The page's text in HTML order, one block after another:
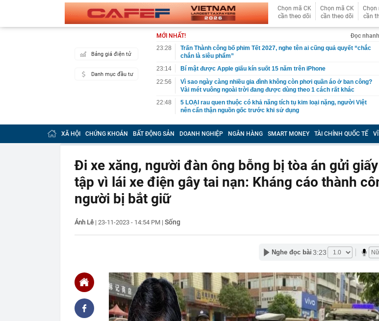
Chọn mã CK
cần theo dõi
Chọn mã CK
cần theo dõi
Chọn
cần
Bảng giá điện tử
Danh mục đầu tư
MỚI NHẤT!
Đọc
23:28
Trấn Thành công bố phim Tết 2027, nghe tên ai cũng quả quyết “chắc
chắn là siêu phẩm”
23:14
Bí mật được Apple giấu kín suốt 15 năm trên iPhone
22:56
Vì sao ngày càng nhiều gia đình không còn phơi quần áo ở ban công?
Vài mét vuông ngoài trời đang được dùng theo 1 cách rất khác
22:48
5 LOẠI rau quen thuộc có khả năng tích tụ kim loại nặng, người Việt
nên cẩn thận nguồn gốc trước khi sử dụng
22:28
CHÍNH THỨC: Lịch đi học trở lại của học sinh 34 tỉnh, thành phố sau kỳ
nghỉ hè
22:25
Vì sao đồ ăn Việt hầu như món nào cũng có hành lá?
huynh - giáo viên gắn bó khăng khít, con trẻ được hưởng lợi!
22:03
Ukraine tập kích Crimea, phá hủy hệ thống phòng không 15 triệu USD
của Nga
22:02
21:51
Du khách Tây: Không khí tập thể dục sáng ở Việt Nam 'có tính gây
21:20
Miền Bắc sắp đón đợt nắng nóng mới, chấm dứt mưa dông
21:16
4 món ăn ngon mà nấu dễ từ "vua của các loại rau", giàu axit folic gấp
38 lần táo: Phụ nữ ăn đều sẽ tốt cho dạ dày và sống thọ
21:14
Cậu bé hồi nhỏ đen nhẻm chụp ảnh cùng Quế Ngọc Hải: Giờ thành
“ngôi sao”, cứ hô tên là cả nước mong có bàn thắng
XÃ HỘI CHỨNG KHOÁN BẤT ĐỘNG SẢN DOANH NGHIỆP NGÂN HÀNG SMART MONEY TÀI CHÍNH QUỐC TẾ
Đi xe xăng, người đàn ông bỗng bị tòa án gửi
tập vì lái xe điện gây tai nạn: Kháng cáo thành
người bị bắt giữ
Ánh Lê | 23-11-2023 - 14:54 PM | Sống
Nghe đọc bài 3:23